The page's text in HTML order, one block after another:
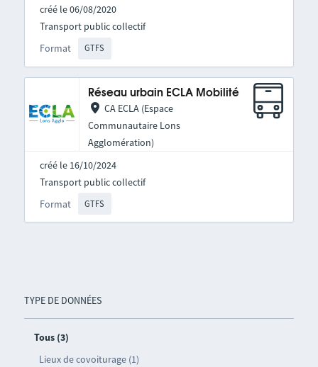
TYPE DE DONNÉES
Tous (3)
Lieux de covoiturage (1)
créé le 06/08/2020
Format GTFS
Transport public collectif
Réseau urbain ECLA Mobilité
CA ECLA (Espace
Communautaire Lons
Agglomération)
créé le 16/10/2024
Format GTFS
Transport public collectif